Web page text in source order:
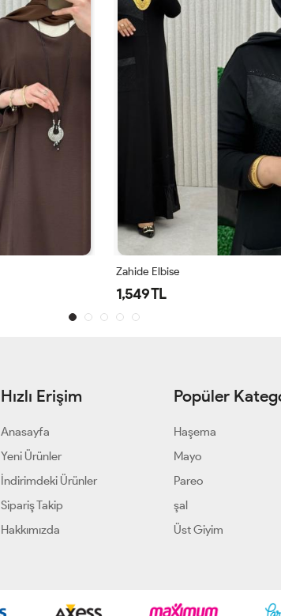
Zahide Elbise
1,549 TL
Hızlı Erişim
Anasayfa
Yeni Ürünler
İndirimdeki Ürünler
Sipariş Takip
Hakkımızda
Popüler
Haşema
Mayo
Pareo
şal
Üst Giyim